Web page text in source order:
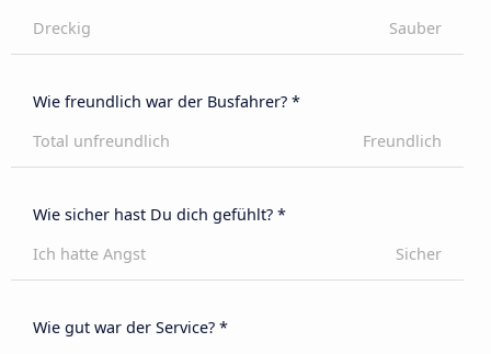
Dreckig
Sauber
Wie freundlich war der Busfahrer? *
Total unfreundlich
Freundlich
Wie sicher hast Du dich gefühlt? *
Ich hatte Angst
Sicher
Wie gut war der Service? *